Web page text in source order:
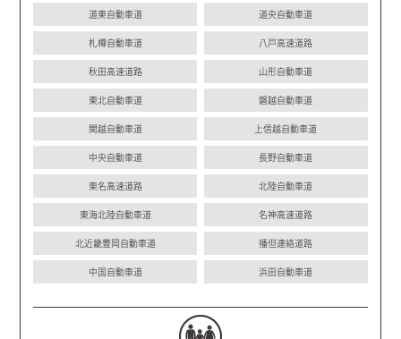
道東自動車道 道央自動車道
札樽自動車道 八戸高速道路
秋田高速道路 山形自動車道
東北自動車道 磐越自動車道
関越自動車道 上信越自動車道
中央自動車道 長野自動車道
東名高速道路 北陸自動車道
東海北陸自動車道 名神高速道路
北近畿豊岡自動車道 播但連絡道路
中国自動車道 浜田自動車道